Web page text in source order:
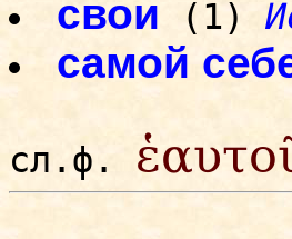
свои (1)
самой
сл.ф.